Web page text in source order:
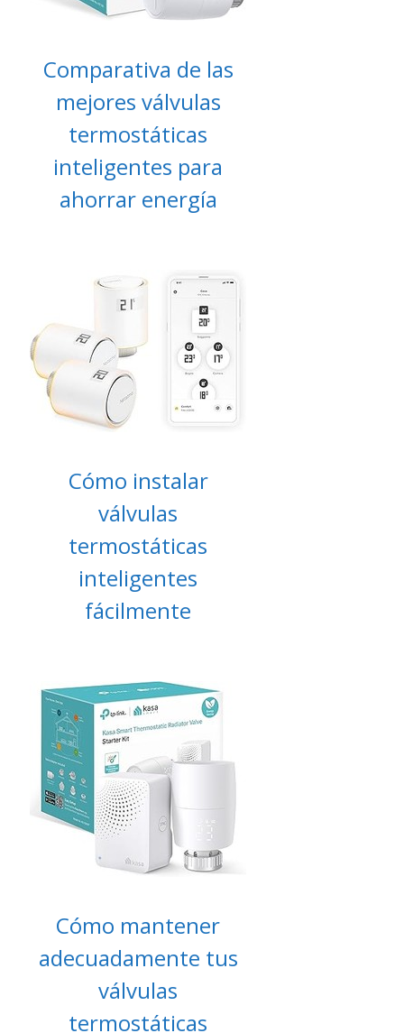
Comparativa de las
mejores válvulas
termostáticas
inteligentes para
ahorrar energía
Cómo instalar
válvulas
termostáticas
inteligentes
fácilmente
Cómo mantener
adecuadamente tus
válvulas
termostáticas